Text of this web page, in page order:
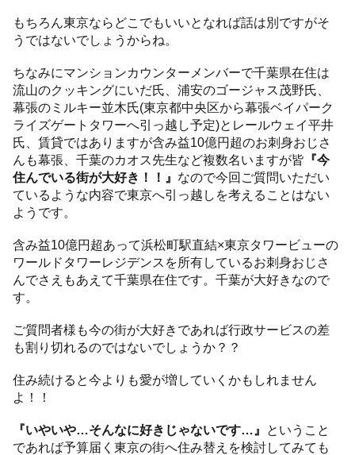
もちろん東京ならどこでもいいとなれば話は別ですがそ
うではないでしょうからね。
ちなみにマンションカウンターメンバーで千葉県在住は
流山のクッキングにいだ氏、浦安のゴージャス茂野氏、
幕張のミルキー並木氏(東京都中央区から幕張ベイパーク
ライズゲートタワーへ引っ越し予定)とレールウェイ平井
氏、賃貸ではありますが含み益10億円超のお刺身おじさ
んも幕張、千葉のカオス先生など複数名いますが皆 『今
住んでいる街が大好き！！』 なので今回ご質問いただい
ているような内容で東京へ引っ越しを考えることはない
ようです。
含み益10億円超あって浜松町駅直結×東京タワービューの
ワールドタワーレジデンスを所有しているお刺身おじさ
んでさえもあえて千葉県在住です。千葉が大好きなので
す。
ご質問者様も今の街が大好きであれば行政サービスの差
も割り切れるのではないでしょうか？？
住み続けると今よりも愛が増していくかもしれません
よ！！
『いやいや…そんなに好きじゃないです…』 ということ
であれば予算届く東京の街へ住み替えを検討してみても